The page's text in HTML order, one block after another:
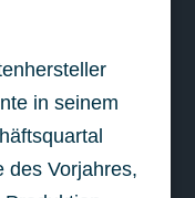
in seinem
des Vorjahres,